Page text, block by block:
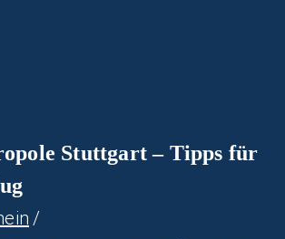
Stuttgart – Tipps für